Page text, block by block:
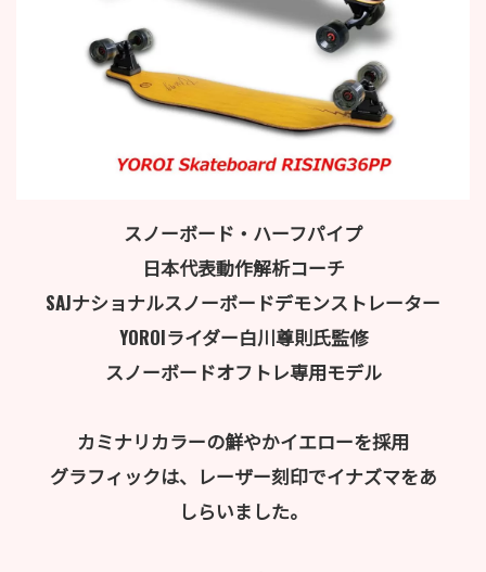
スノーボード・ハーフパイプ
日本代表動作解析コーチ
SAJナショナルスノーボードデモンストレーター
YOROIライダー白川尊則氏監修
スノーボードオフトレ専用モデル
カミナリカラーの鮮やかイエローを採用
グラフィックは、レーザー刻印でイナズマをあ
しらいました。